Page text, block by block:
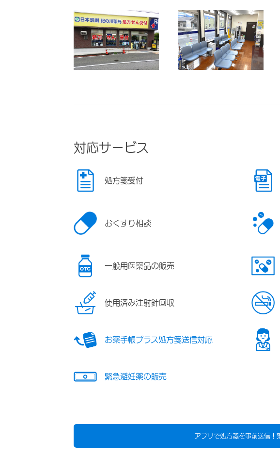
対応サービス
処方箋受付
おくすり相談
一般用医薬品の販売
使用済み注射針回収
お薬手帳プラス処方箋送信対応
緊急避妊薬の販売
アプリで処方箋を事前送信！